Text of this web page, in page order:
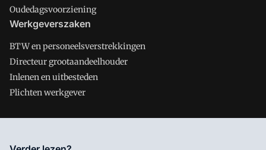
Oudedagsvoorziening
Werkgeverszaken
BTW en personeelsverstrekkingen
Directeur grootaandeelhouder
Inlenen en uitbesteden
Plichten werkgever
Salarisnet is onderdeel van VMN media. Lees in